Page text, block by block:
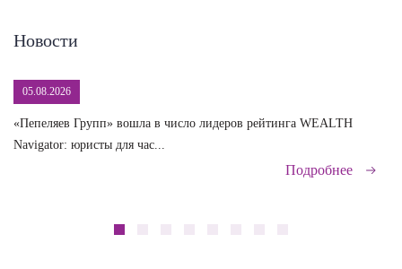
Новости
05.08.2026
«Пепеляев Групп» вошла в число лидеров рейтинга WEALTH
Navigator: юристы для час...
Подробнее